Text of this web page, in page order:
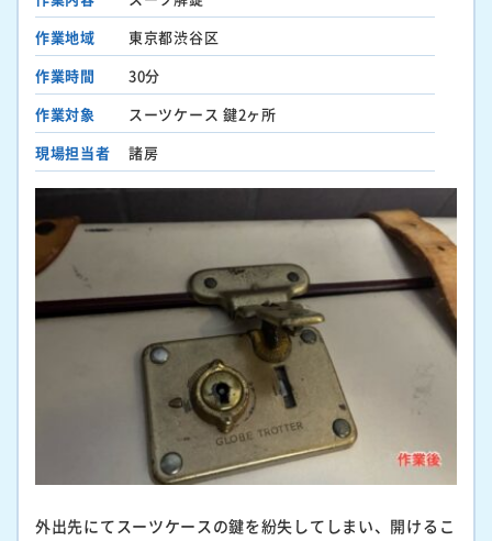
作業地域
東京都渋谷区
作業時間
30分
作業対象
スーツケース 鍵2ヶ所
現場担当者
諸房
外出先にてスーツケースの鍵を紛失してしまい、開けるこ